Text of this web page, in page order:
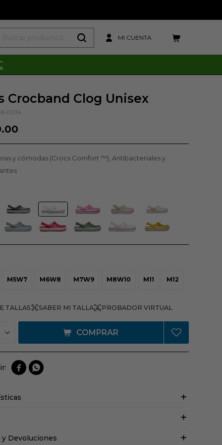
Crocband Clog Unisex
0014
y cómodas (Crocs Comfort ™), Antibacteriales y
M5W7 M6W8 M7W9 M8W10 M11 M12
TALLAS PROBADOR VIRTUAL
COMPRAR
 
y Devoluciones